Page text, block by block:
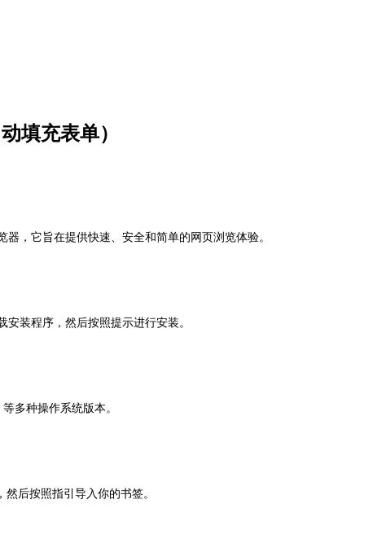
填充表单）
，它旨在提供快速、安全和简单的网页浏览体验。
安装程序，然后按照提示进行安装。
多种操作系统版本。
后按照指引导入你的书签。